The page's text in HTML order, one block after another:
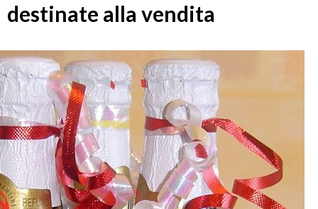
destinate alla vendita